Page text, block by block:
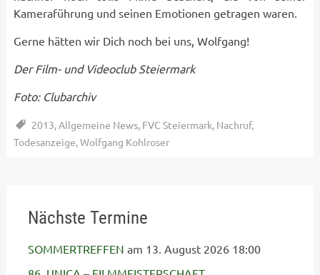
Kameraführung und seinen Emotionen getragen waren.
Gerne hätten wir Dich noch bei uns, Wolfgang!
Der Film- und Videoclub Steiermark
Foto: Clubarchiv
2013,Allgemeine News, FVC Steiermark, Nachruf,
Todesanzeige,Wolfgang Kohlroser
Nächste Termine
SOMMERTREFFEN am 13. August 2026 18:00